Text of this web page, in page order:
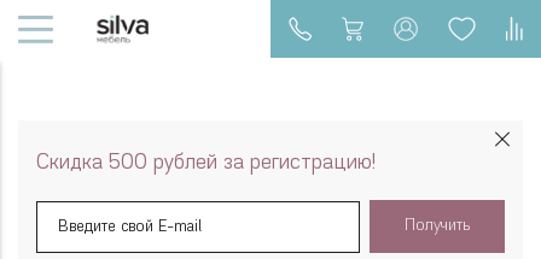
Скидка 500 рублей за регистрацию!
Получить